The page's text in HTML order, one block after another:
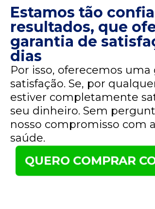
Estamos tão
resultados, que
garantia de
dias
Por isso, oferecemos
satisfação. Se, por
estiver completamente
seu dinheiro. Sem
nosso compromisso com
saúde.
QUERO COMPRAR